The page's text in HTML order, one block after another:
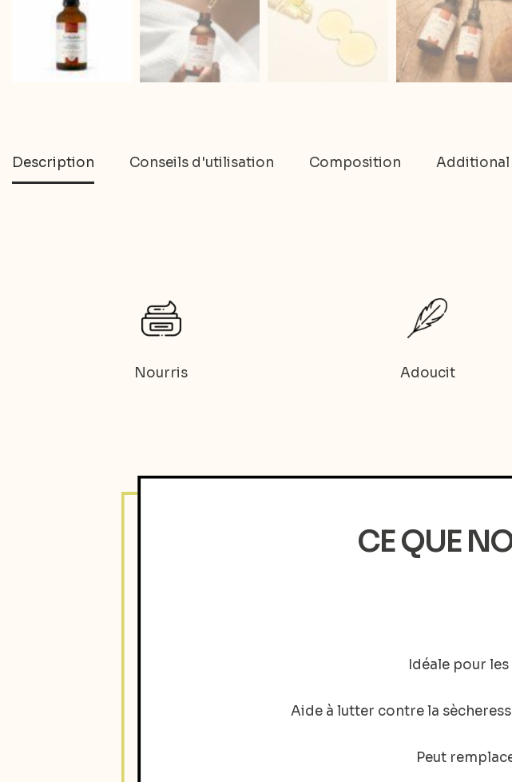
Description Conseils d'utilisation Composition
Nourris Adoucit
CE QUE
Idéale pour
Aide à lutter contre la
Peut